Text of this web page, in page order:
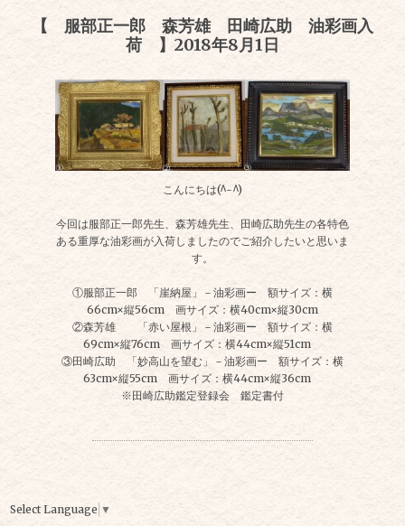
【 服部正一郎 森芳雄 田崎広助 油彩画入
荷 】2018年8月1日
こんにちは(^-^)
今回は服部正一郎先生、森芳雄先生、田崎広助先生の各特色
ある重厚な油彩画が入荷しましたのでご紹介したいと思いま
す。
①服部正一郎 「崖納屋」－油彩画ー 額サイズ：横
66cm×縦56cm 画サイズ：横40cm×縦30cm
②森芳雄 「赤い屋根」－油彩画ー 額サイズ：横
69cm×縦76cm 画サイズ：横44cm×縦51cm
③田崎広助 「妙高山を望む」－油彩画ー 額サイズ：横
63cm×縦55cm 画サイズ：横44cm×縦36cm
※田崎広助鑑定登録会 鑑定書付
Select Language ▼